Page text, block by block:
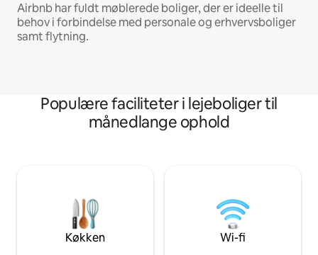
Airbnb har fuldt møblerede boliger, der er ideelle til
behov i forbindelse med personale og erhvervsboliger
samt flytning.
Populære faciliteter i lejeboliger til
månedlange ophold
Køkken Wi-fi